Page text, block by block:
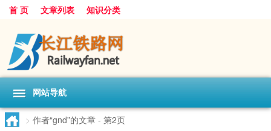
首 页 文章列表 知识分类
网站导航
> 作者“gnd”的文章 - 第2页